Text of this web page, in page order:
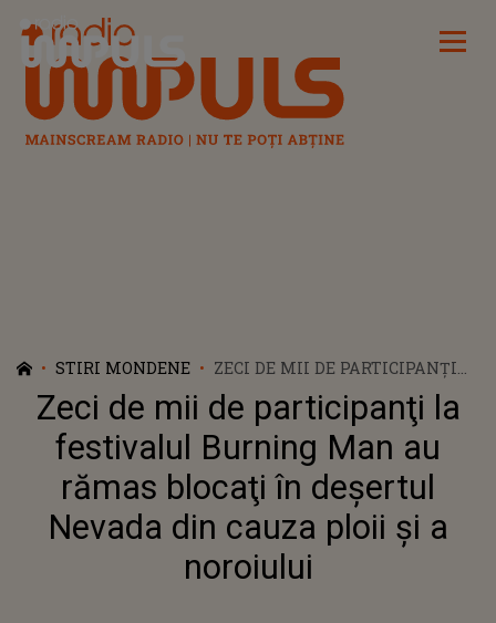
Radio Impuls
STIRI MONDENE
ZECI DE MII DE PARTICIPANŢI
LA FESTIVALUL BURNING MAN
AU RĂMAS BLOCAŢI ÎN
DEŞERTUL NEVADA DIN CAUZA
PLOII ŞI A NOROIULUI
Zeci de mii de participanţi la
festivalul Burning Man au
rămas blocaţi în deşertul
Nevada din cauza ploii şi a
noroiului